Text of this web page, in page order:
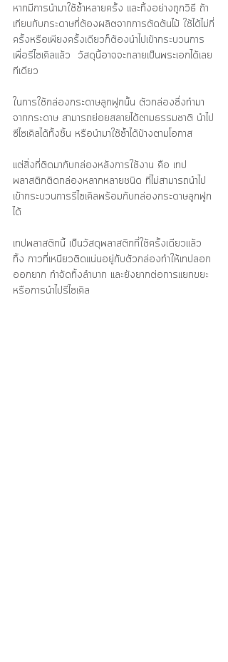
หากมีการนำมาใช้ซ้ำหลายครั้ง และทิ้งอย่างถูกวิธี ถ้า
เทียบกับกระดาษที่ต้องผลิตจากการตัดต้นไม้ ใช้ได้ไม่กี่
ครั้งหรือเพียงครั้งเดียวก็ต้องนำไปเข้ากระบวนการ
เพื่อรีไซเคิลแล้ว  วัสดุนี้อาจจะกลายเป็นพระเอกได้เลย
ทีเดียว
ในการใช้กล่องกระดาษลูกฟูกนั้น ตัวกล่องซึ่งทำมา
จากกระดาษ สามารถย่อยสลายได้ตามธรรมชาติ นำไป
ซีไซเคิลได้ทั้งชิ้น หรือนำมาใช้ซ้ำได้บ้างตามโอกาส
แต่สิ่งที่ติดมากับกล่องหลังการใช้งาน คือ เทป
พลาสติกติดกล่องหลากหลายชนิด ที่ไม่สามารถนำไป
เข้ากระบวนการรีไซเคิลพร้อมกับกล่องกระดาษลูกฟูก
ได้
เทปพลาสติกนี้ เป็นวัสดุพลาสติกที่ใช้ครั้งเดียวแล้ว
ทิ้ง กาวที่เหนียวติดแน่นอยู่กับตัวกล่องทำให้เทปลอก
ออกยาก กำจัดทิ้งลำบาก และยังยากต่อการแยกขยะ
หรือการนำไปรีไซเคิล